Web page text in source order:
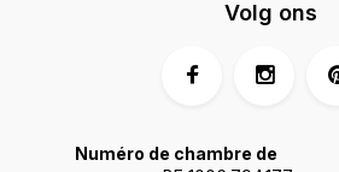
Numéro de chambre de
Volg ons